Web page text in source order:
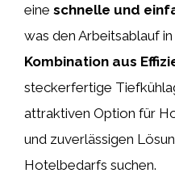
eine schnelle und
was den Arbeitsablauf
Kombination aus
steckerfertige
attraktiven Option für
und zuverlässigen
Hotelbedarfs suchen.